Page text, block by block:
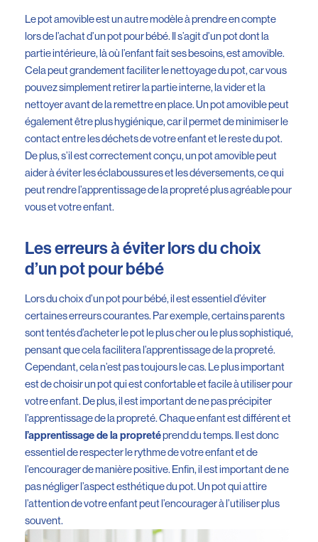
Le pot amovible est un autre modèle à prendre en compte
lors de l’achat d’un pot pour bébé. Il s’agit d’un pot dont la
partie intérieure, là où l’enfant fait ses besoins, est amovible.
Cela peut grandement faciliter le nettoyage du pot, car vous
pouvez simplement retirer la partie interne, la vider et la
nettoyer avant de la remettre en place. Un pot amovible peut
également être plus hygiénique, car il permet de minimiser le
contact entre les déchets de votre enfant et le reste du pot.
De plus, s’il est correctement conçu, un pot amovible peut
aider à éviter les éclaboussures et les déversements, ce qui
peut rendre l’apprentissage de la propreté plus agréable pour
vous et votre enfant.
Les erreurs à éviter lors du choix
d’un pot pour bébé
Lors du choix d’un pot pour bébé, il est essentiel d’éviter
certaines erreurs courantes. Par exemple, certains parents
sont tentés d’acheter le pot le plus cher ou le plus sophistiqué,
pensant que cela facilitera l’apprentissage de la propreté.
Cependant, cela n’est pas toujours le cas. Le plus important
est de choisir un pot qui est confortable et facile à utiliser pour
votre enfant. De plus, il est important de ne pas précipiter
l’apprentissage de la propreté. Chaque enfant est différent et
l’apprentissage de la propretéprend du temps. Il est donc
essentiel de respecter le rythme de votre enfant et de
l’encourager de manière positive. Enfin, il est important de ne
pas négliger l’aspect esthétique du pot. Un pot qui attire
l’attention de votre enfant peut l’encourager à l’utiliser plus
souvent.